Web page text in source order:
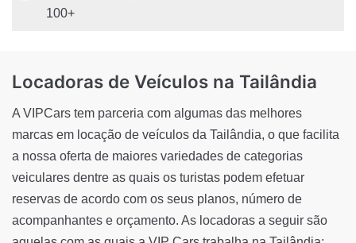
100+
Locadoras de Veículos na Tailândia
A VIPCars tem parceria com algumas das melhores
marcas em locação de veículos da Tailândia, o que facilita
a nossa oferta de maiores variedades de categorias
veiculares dentre as quais os turistas podem efetuar
reservas de acordo com os seus planos, número de
acompanhantes e orçamento. As locadoras a seguir são